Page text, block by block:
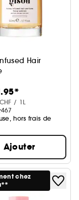
Hair
Berry format mini/
/ 1L
467
hors frais de
Ajouter
chez